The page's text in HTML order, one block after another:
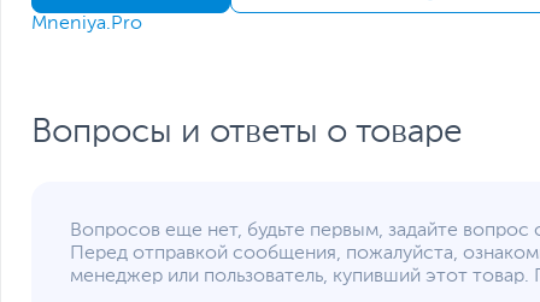
Тип аккумулятора
Разъемы
Датчики
Цвет, используемый в оформлении
Защита и безопасность
Дополнительные аксессуары в комплекте
Mneniya.Pro
Вопросы и ответы о товаре
Вопросов еще нет, будьте первым, задайте
Перед отправкой сообщения, пожалуйста,
менеджер или пользователь, купивший этот